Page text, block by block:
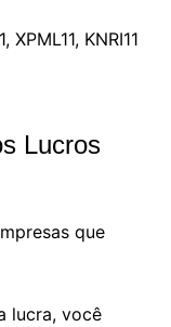
XPML11, KNRI11
Lucros
que
lucra, você